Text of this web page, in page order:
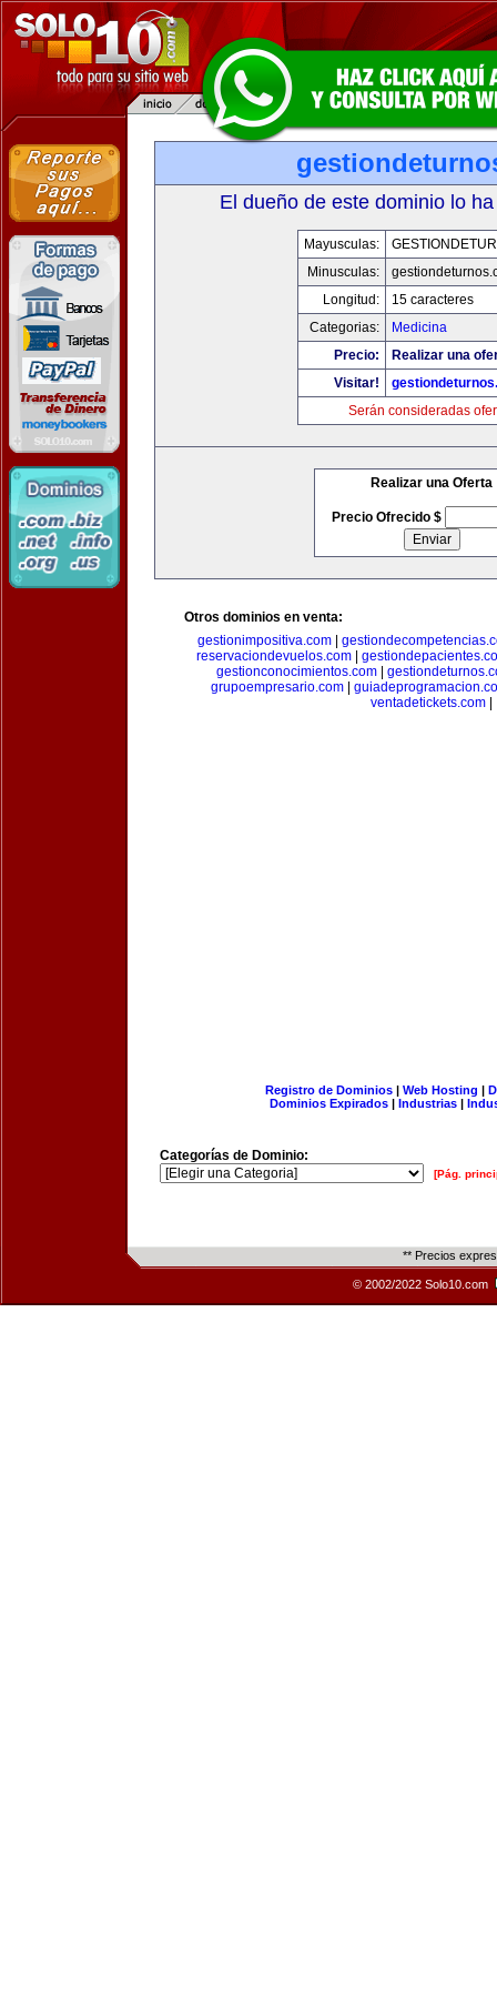
El dueño de este dominio lo
Mayusculas:
Minusculas:
Longitud:
15 caracteres
Categorias:
Medicina
Precio:
Realizar una
Visitar!
Serán consideradas
Realizar una Oferta
Precio Ofrecido $
Otros dominios en venta:
gestionimpositiva.com
reservaciondevuelos.com
gestionconocimientos.com
grupoempresario.com|
ventadetickets.com
Registro de Dominios| Web Hosting |
Dominios Expirados | Industrias |
Categorías de Dominio:
[Pág.
** Precios
© 2002/2022 Solo10.com